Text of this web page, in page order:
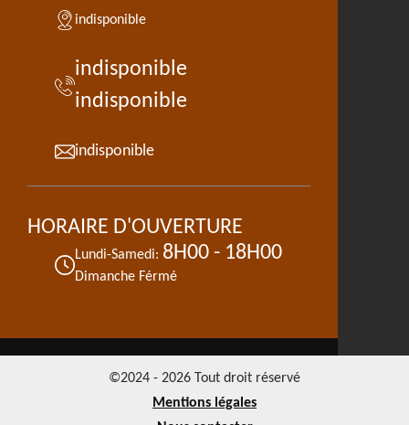
indisponible
indisponible
indisponible
indisponible
HORAIRE D'OUVERTURE
Lundi-Samedi: 8H00 - 18H00
Dimanche Férmé
©2024 - 2026 Tout droit réservé
Mentions légales